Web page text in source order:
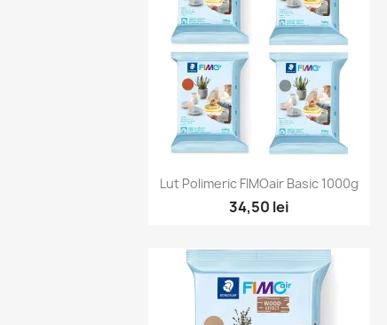
Vizualizare rapidă
Lut Polimeric FIMOair Basic 1000g
34,50 lei